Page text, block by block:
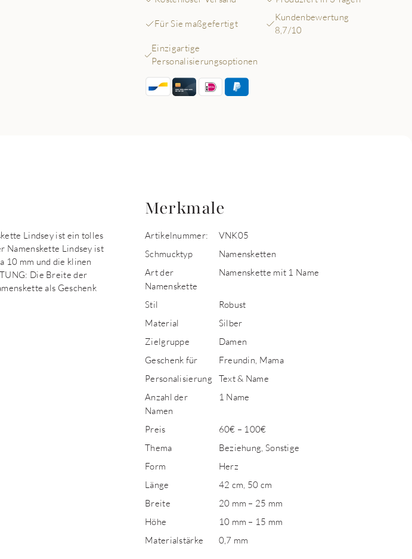
Für Sie maßgefertigt
Kundenbewertung
8,7/10
Einzigartige
Personalisierungsoptionen
Lindsey ist ein tolles
Namenskette Lindsey ist
10 mm und die klinen
Die Breite der
als Geschenk
Merkmale
Artikelnummer:
VNK05
Schmucktyp
Namensketten
Art der
Namenskette
Namenskette mit 1 Name
Stil
Robust
Material
Silber
Zielgruppe
Damen
Geschenk für
Freundin, Mama
Personalisierung
Text & Name
Anzahl der
Namen
1 Name
Preis
60€ – 100€
Thema
Beziehung, Sonstige
Form
Herz
Länge
42 cm, 50 cm
Breite
20 mm – 25 mm
Höhe
10 mm – 15 mm
Materialstärke
0,7 mm